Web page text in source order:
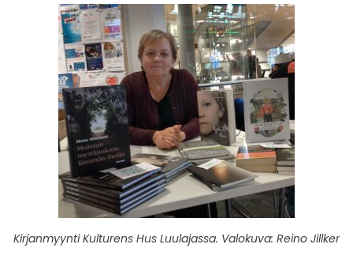
Kirjanmyynti Kulturens Hus Luulajassa. Valokuva: Reino Jillker